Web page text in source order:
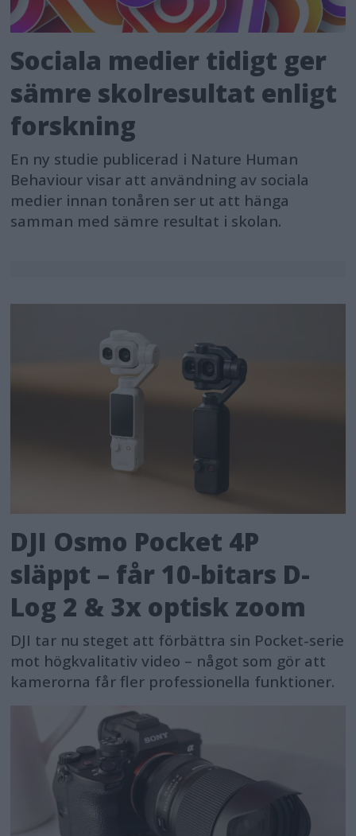
Sociala medier tidigt ger
sämre skolresultat enligt
forskning
En ny studie publicerad i Nature Human
Behaviour visar att användning av sociala
medier innan tonåren ser ut att hänga
samman med sämre resultat i skolan.
DJI Osmo Pocket 4P
släppt – får 10-bitars D-
Log 2 & 3x optisk zoom
DJI tar nu steget att förbättra sin Pocket-serie
mot högkvalitativ video – något som gör att
kamerorna får fler professionella funktioner.